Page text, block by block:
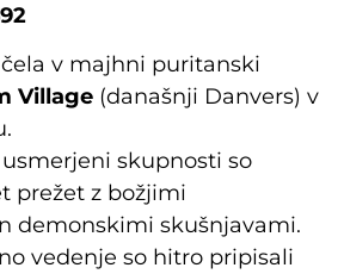
v majhni puritanski
Village (današnji Danvers) v
skupnosti so
prežet z božjimi
demonskimi skušnjavami.
vedenje so hitro pripisali